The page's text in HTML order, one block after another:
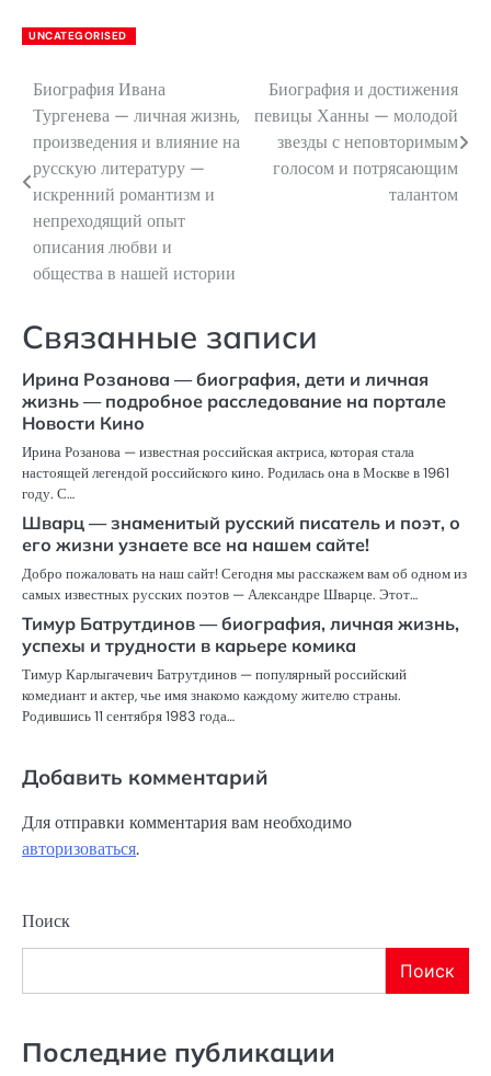
UNCATEGORISED
Навигация
по
записям
Биография Ивана
Тургенева — личная жизнь,
произведения и влияние на
русскую литературу —
искренний романтизм и
непреходящий опыт
описания любви и
общества в нашей истории
Биография и достижения
певицы Ханны — молодой
звезды с неповторимым
голосом и потрясающим
талантом
Связанные записи
Ирина Розанова — биография, дети и личная
жизнь — подробное расследование на портале
Новости Кино
Ирина Розанова — известная российская актриса, которая стала
настоящей легендой российского кино. Родилась она в Москве в 1961
году. С…
Шварц — знаменитый русский писатель и поэт, о
его жизни узнаете все на нашем сайте!
Добро пожаловать на наш сайт! Сегодня мы расскажем вам об одном из
самых известных русских поэтов — Александре Шварце. Этот…
Тимур Батрутдинов — биография, личная жизнь,
успехы и трудности в карьере комика
Тимур Карлыгачевич Батрутдинов — популярный российский
комедиант и актер, чье имя знакомо каждому жителю страны.
Родившись 11 сентября 1983 года…
Добавить комментарий
Для отправки комментария вам необходимо
авторизоваться.
Поиск
Поиск
Последние публикации